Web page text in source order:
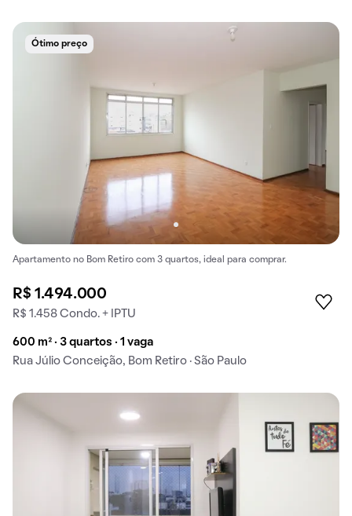
Ótimo preço
Apartamento no Bom Retiro com 3 quartos, ideal para comprar.
R$ 1.494.000
R$ 1.458 Condo. + IPTU
600 m² · 3 quartos · 1 vaga
Rua Júlio Conceição, Bom Retiro · São Paulo